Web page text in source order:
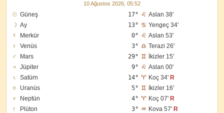
10 Ağustos 2026, 05:52
☉ Güneş 17° ♌ Aslan 38'
☽ Ay 13° ♋ Yengeç 34'
☿
Merkür 0° ♌ Aslan 53'
♀
Venüs 3° ♎ Terazi 26'
♂
Mars 29° ♊
İkizler 15'
♃
Jüpiter 9° ♌ Aslan 00'
♄
Satürn 14° ♈ Koç 34' R
♅
Uranüs 5° ♊
İkizler 16'
♆
Neptün 4° ♈ Koç 07' R
♇
Plüton 3° ♒ Kova 57' R